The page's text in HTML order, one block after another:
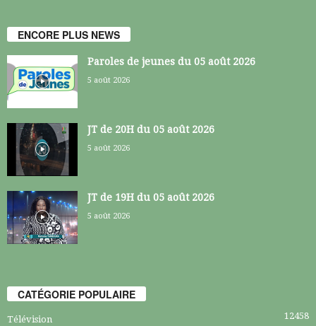
ENCORE PLUS NEWS
Paroles de jeunes du 05 août 2026
5 août 2026
JT de 20H du 05 août 2026
5 août 2026
JT de 19H du 05 août 2026
5 août 2026
CATÉGORIE POPULAIRE
Télévision 12458